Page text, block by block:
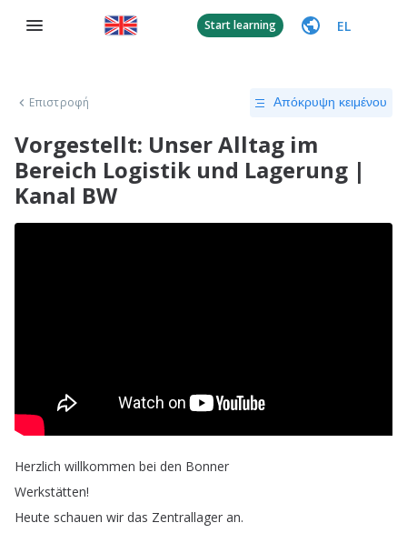
Start learning EL
Επιστροφή Απόκρυψη κειμένου
Vorgestellt: Unser Alltag im
Bereich Logistik und Lagerung |
Kanal BW
Herzlich willkommen bei den Bonner
Werkstätten!
Heute schauen wir das Zentrallager an.